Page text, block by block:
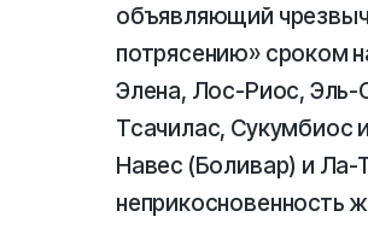
объявляющий
потрясению» сроком
Элена, Лос-Риос,
Тсачилас, Сукумбиос
Навес (Боливар) и Ла-
неприкосновенность